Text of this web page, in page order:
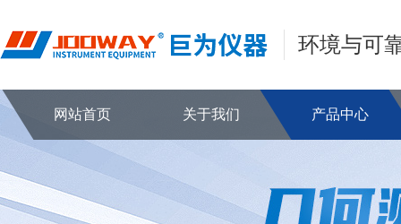
环境与可
网站首页 关于我们 产品中心